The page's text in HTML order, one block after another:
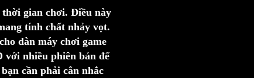
thời gian chơi. Điều này
tính chất nhảy vọt.
dàn máy chơi game
với nhiều phiên bản để
cần phải cân nhắc